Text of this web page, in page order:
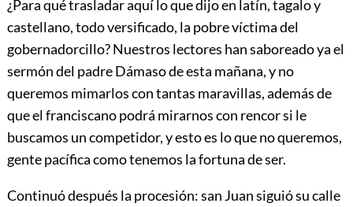
¿Para qué trasladar aquí lo que dijo en latín, tagalo y
castellano, todo versificado, la pobre víctima del
gobernadorcillo? Nuestros lectores han saboreado ya el
sermón del padre Dámaso de esta mañana, y no
queremos mimarlos con tantas maravillas, además de
que el franciscano podrá mirarnos con rencor si le
buscamos uncompetidor, y esto es lo que no queremos,
gente pacífica como tenemos la fortuna de ser.
Continuó después la procesión: san Juan siguió su calle